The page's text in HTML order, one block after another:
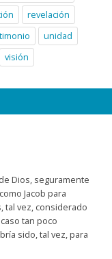
revelación
unidad
visión
Dios, seguramente
Jacob para
tal vez, considerado
tan poco
sido, tal vez, para